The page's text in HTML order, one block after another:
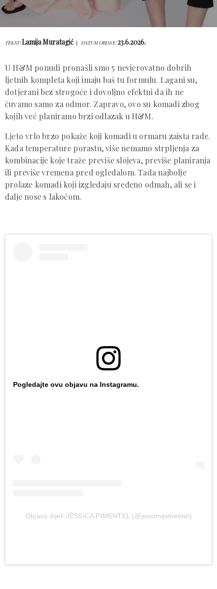
TEKST:Lamija Muratagić DATUM OBJAVE:23.6.2026.
U H&M ponudi pronašli smo 5 nevjerovatno dobrih
ljetnih kompleta koji imaju baš tu formulu. Lagani su,
dotjerani bez strogoće i dovoljno efektni da ih ne
čuvamo samo za odmor. Zapravo, ovo su komadi zbog
kojih već planiramo brzi odlazak u H&M.
Ljeto vrlo brzo pokaže koji komadi u ormaru zaista rade.
Kada temperature porastu, više nemamo strpljenja za
kombinacije koje traže previše slojeva, previše planiranja
ili previše vremena pred ogledalom. Tada najbolje
prolaze komadi koji izgledaju sređeno odmah, ali se i
dalje nose s lakoćom.
Pogledajte ovu objavu na Instagramu.
Objavu dijeli JÉSSICA PIMENTEL (@jessicvpimentel)